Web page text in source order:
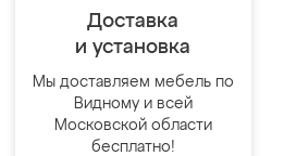
Доставка
и установка
Мы доставляем мебель по
Видному и всей
Московской области
бесплатно!